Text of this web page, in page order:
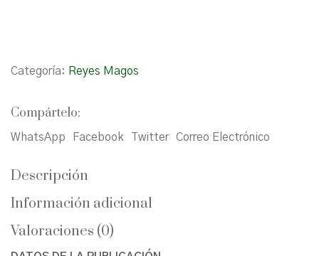
Categoría: Reyes Magos
Compártelo:
WhatsApp Facebook Twitter Correo Electrónico
Descripción
Información adicional
Valoraciones (0)